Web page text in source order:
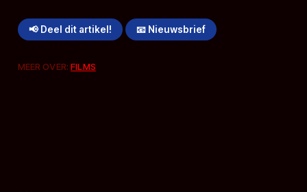
📢 Deel dit artikel! 📧 Nieuwsbrief
MEER OVER:FILMS